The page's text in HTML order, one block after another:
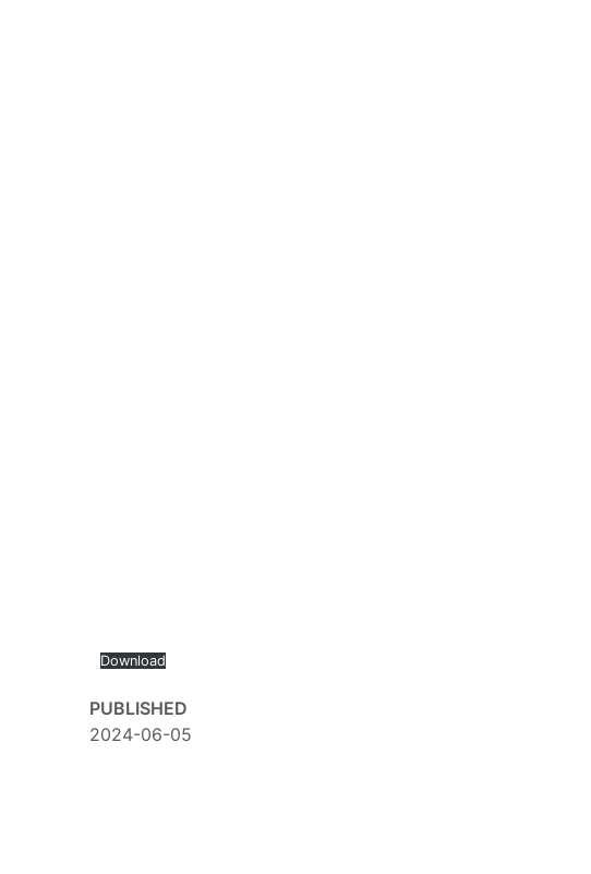
Download
PUBLISHED
2024-06-05